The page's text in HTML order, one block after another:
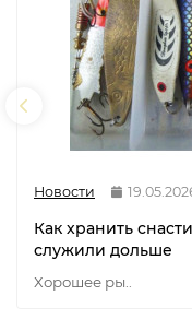
Новости
Как хранить
служили дольше
Хорошее ры..